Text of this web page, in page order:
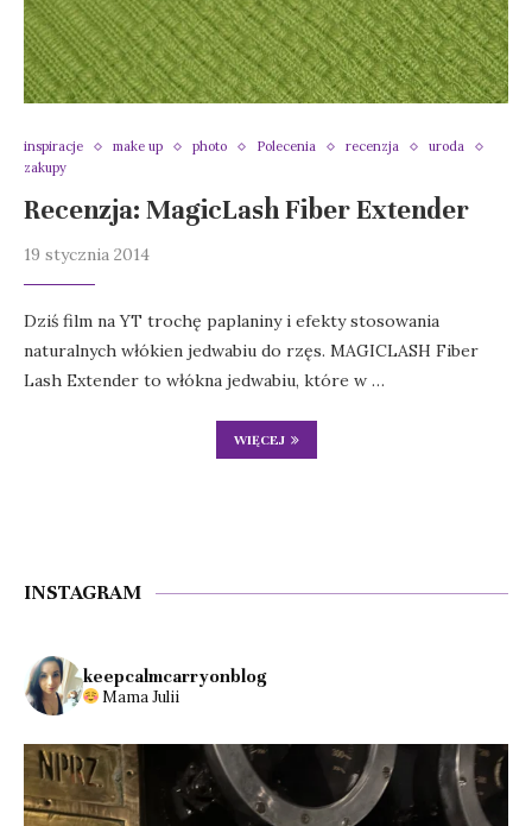
inspiracje make up photo Polecenia recenzja
uroda
zakupy
Recenzja: MagicLash Fiber Extender
19 stycznia 2014
Dziś film na YT trochę paplaniny i efekty stosowania
naturalnych włókien jedwabiu do rzęs. MAGICLASH Fiber
Lash Extender to włókna jedwabiu, które w …
WIĘCEJ
INSTAGRAM
keepcalmcarryonblog
Mama Julii